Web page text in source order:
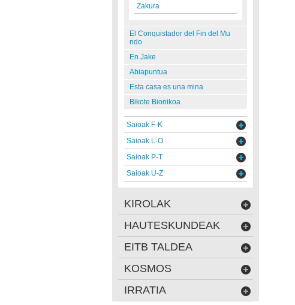
Zakura
El Conquistador del Fin del Mu
ndo
En Jake
Abiapuntua
Esta casa es una mina
Bikote Bionikoa
Saioak F-K
Saioak L-O
Saioak P-T
Saioak U-Z
KIROLAK
HAUTESKUNDEAK
EITB TALDEA
KOSMOS
IRRATIA